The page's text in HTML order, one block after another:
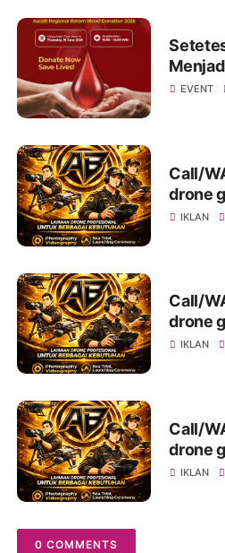
Mari
EVENT
Call/
drone
IKLAN
Call/
drone
IKLAN
Call/
drone
Galang
IKLAN
0 COMMENTS